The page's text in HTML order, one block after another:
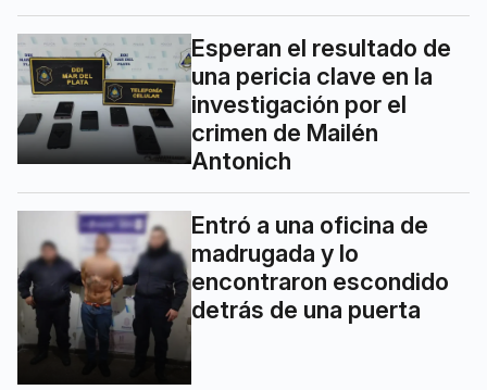
Esperan el resultado de
una pericia clave en la
investigación por el
crimen de Mailén
Antonich
Entró a una oficina de
madrugada y lo
encontraron escondido
detrás de una puerta